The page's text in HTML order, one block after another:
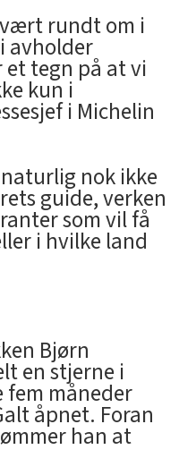
rundt om i
avholder
tegn på at vi
kun i
i Michelin
nok ikke
guide, verken
som vil få
i hvilke land
Bjørn
en stjerne i
fem måneder
åpnet. Foran
han at